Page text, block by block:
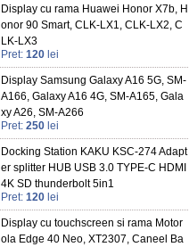
Display cu rama Huawei Honor X7b, H
onor 90 Smart, CLK-LX1, CLK-LX2, C
LK-LX3
Pret: 120 lei
Display Samsung Galaxy A16 5G, SM-
A166, Galaxy A16 4G, SM-A165, Gala
xy A26, SM-A266
Pret: 250 lei
Docking Station KAKU KSC-274 Adapt
er splitter HUB USB 3.0 TYPE-C HDMI
4K SD thunderbolt 5in1
Pret: 120 lei
Display cu touchscreen si rama Motor
ola Edge 40 Neo, XT2307, Caneel Ba